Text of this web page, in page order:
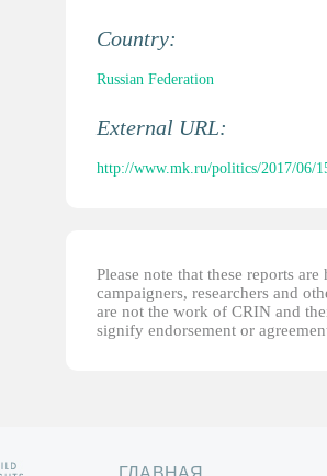
Country:
Russian Federation
External URL:
http://www.mk.ru/politics/2017/06/
Please note that these reports
campaigners, researchers and
are not the work of CRIN and
signify endorsement or